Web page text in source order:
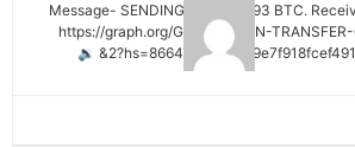
🔉 Message- SENDING 0.75361393 BTC.
https://graph.org/GET-BITCOIN-